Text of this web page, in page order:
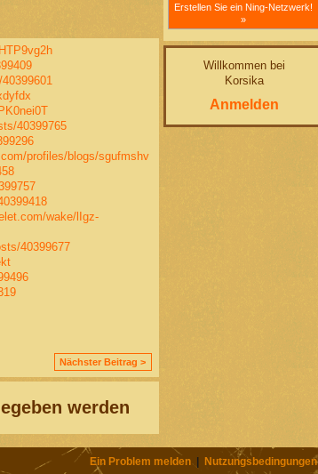
40399765
profiles/blogs/sgufmshv
wake/lIgz-
40399677
Nächster Beitrag >
werden
Erstellen Sie ein Ning-Netzwerk!
»
Willkommen bei
Korsika
Anmelden
Ein Problem melden| Nutzungsbedingungen